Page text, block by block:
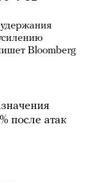
Bloomberg
после атак